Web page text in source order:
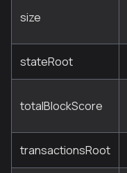
size
stateRoot
totalBlockScore
transactionsRoot